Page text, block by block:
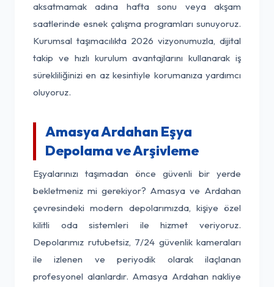
aksatmamak adına hafta sonu veya akşam
saatlerinde esnek çalışma programları sunuyoruz.
Kurumsal taşımacılıkta 2026 vizyonumuzla, dijital
takip ve hızlı kurulum avantajlarını kullanarak iş
sürekliliğinizi en az kesintiyle korumanıza yardımcı
oluyoruz.
Amasya Ardahan Eşya
Depolama ve Arşivleme
Eşyalarınızı taşımadan önce güvenli bir yerde
bekletmeniz mi gerekiyor? Amasya ve Ardahan
çevresindeki modern depolarımızda, kişiye özel
kilitli oda sistemleri ile hizmet veriyoruz.
Depolarımız rutubetsiz, 7/24 güvenlik kameraları
ile izlenen ve periyodik olarak ilaçlanan
profesyonel alanlardır. Amasya Ardahan nakliye